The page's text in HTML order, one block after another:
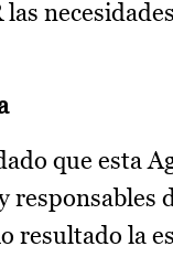
que esta
responsables
resultado la